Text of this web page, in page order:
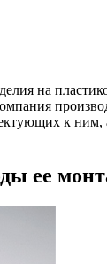
на
к
ее